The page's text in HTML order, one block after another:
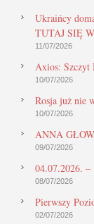
Ukraińcy
TUTAJ SIĘ
11/07/2026
Axios: Szczyt
10/07/2026
Rosja już nie
10/07/2026
ANNA
09/07/2026
04.07.2026. –
08/07/2026
Pierwszy
02/07/2026